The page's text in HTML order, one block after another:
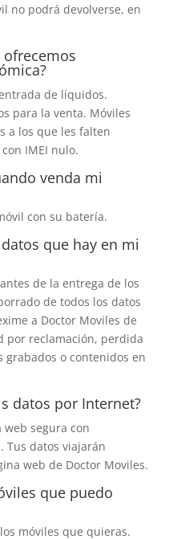
no podrá devolverse, en
de líquidos.
para la venta. Móviles
a los que les falten
IMEI nulo.
venda mi
con su batería.
que hay en mi
de la entrega de los
de todos los datos
a Doctor Moviles de
por reclamación, perdida
grabados o contenidos en
datos por Internet?
segura con
Tus datos viajarán
web de Doctor Moviles.
que puedo
móviles que quieras.